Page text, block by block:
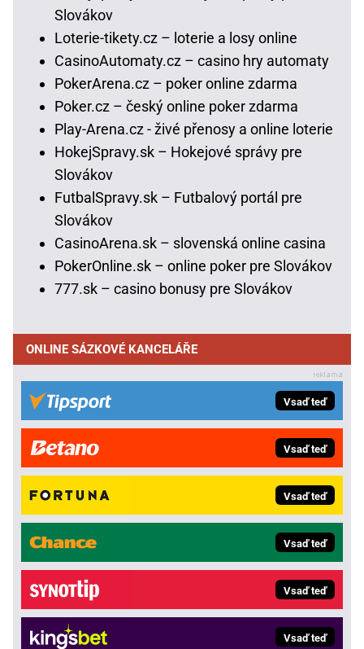
Slovákov
Loterie-tikety.cz – loterie a losy online
CasinoAutomaty.cz – casino hry automaty
PokerArena.cz – poker online zdarma
Poker.cz – český online poker zdarma
Play-Arena.cz - živé přenosy a online loterie
HokejSpravy.sk – Hokejové správy pre
Slovákov
FutbalSpravy.sk – Futbalový portál pre
Slovákov
CasinoArena.sk – slovenská online casina
PokerOnline.sk – online poker pre Slovákov
777.sk – casino bonusy pre Slovákov
ONLINE SÁZKOVÉ KANCELÁŘE
Vsaď teď
Vsaď teď
Vsaď teď
Vsaď teď
Vsaď teď
Vsaď teď